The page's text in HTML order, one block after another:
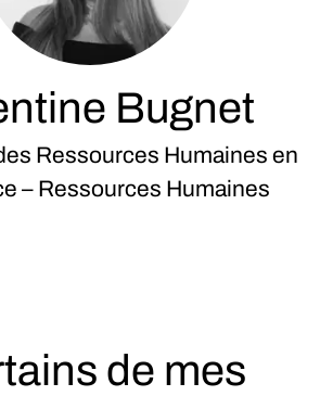
Bugnet
Ressources Humaines en
– Ressources Humaines
de mes